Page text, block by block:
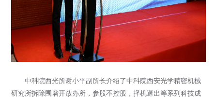
中科院西光所谢小平副所长介绍了中科院西安光学精密机械
研究所拆除围墙开放办所，参股不控股，择机退出等系列科技成